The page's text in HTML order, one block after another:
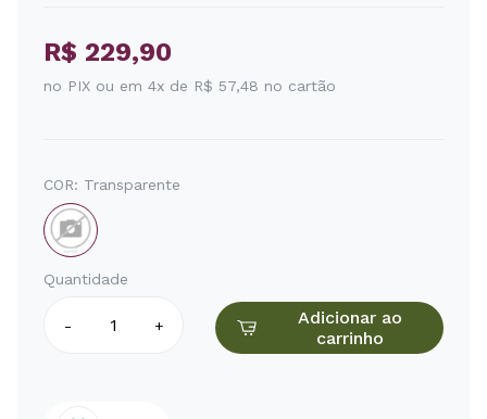
R$ 229,90
no PIX ou em 4x de R$ 57,48 no cartão
COR: Transparente
Quantidade
- +
Adicionar ao
carrinho